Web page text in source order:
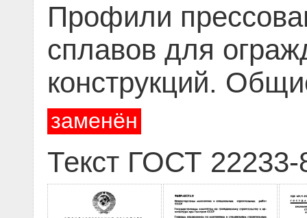
Профили
сплавов для
конструкций.
заменён
Текст ГОСТ 22233-